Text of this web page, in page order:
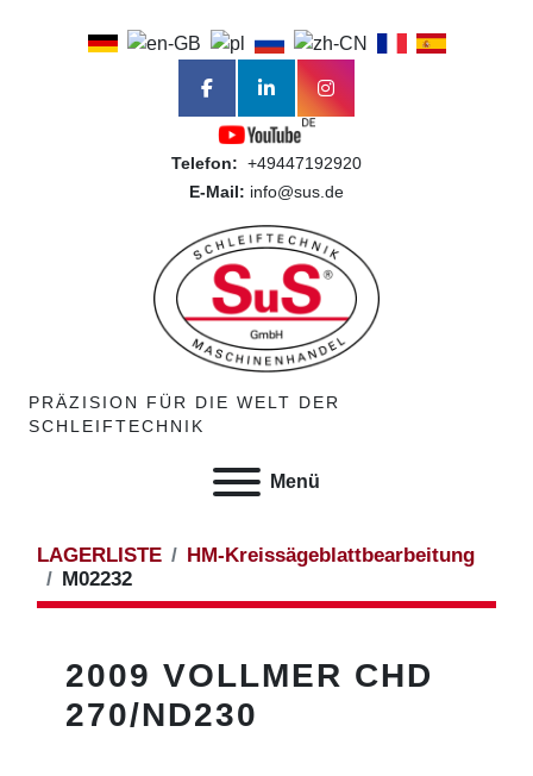
PRÄZISION FÜR DIE WELT DER
SCHLEIFTECHNIK
Telefon: +49447192920
E-Mail: info@sus.de
facebooklinkedininstagram
Menü
LAGERLISTE
HM-Kreissägeblattbearbeitung
M02232
2009 VOLLMER CHD
270/ND230